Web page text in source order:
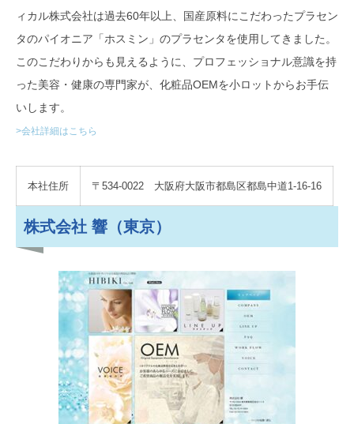
ィカル株式会社は過去60年以上、国産原料にこだわったプラセン
タのパイオニア「ホスミン」のプラセンタを使用してきました。
このこだわりからも見えるように、プロフェッショナル意識を持
った美容・健康の専門家が、化粧品OEMを小ロットからお手伝
いします。
>会社詳細はこちら
本社住所 〒534-0022 大阪府大阪市都島区都島中道1-16-16
株式会社 響（東京）